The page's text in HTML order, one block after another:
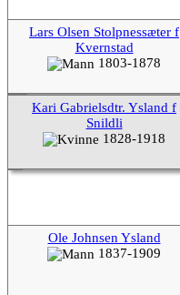
Lars Olsen Stolpnessæter f
Kvernstad
1803-1878
Kari Gabrielsdtr. Ysland f
Snildli
1828-1918
Ole Johnsen Ysland
1837-1909